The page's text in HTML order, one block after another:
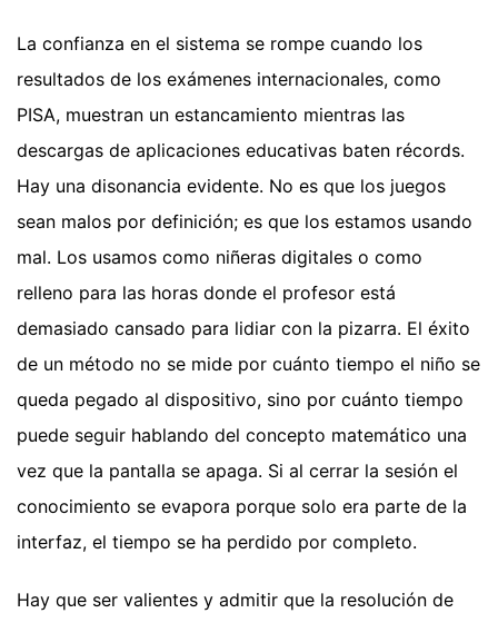
La confianza en el sistema se rompe cuando los
resultados de los exámenes internacionales, como
PISA, muestran un estancamiento mientras las
descargas de aplicaciones educativas baten récords.
Hay una disonancia evidente. No es que los juegos
sean malos por definición; es que los estamos usando
mal. Los usamos como niñeras digitales o como
relleno para las horas donde el profesor está
demasiado cansado para lidiar con la pizarra. El éxito
de un método no se mide por cuánto tiempo el niño se
queda pegado al dispositivo, sino por cuánto tiempo
puede seguir hablando del concepto matemático una
vez que la pantalla se apaga. Si al cerrar la sesión el
conocimiento se evapora porque solo era parte de la
interfaz, el tiempo se ha perdido por completo.
Hay que ser valientes y admitir que la resolución de